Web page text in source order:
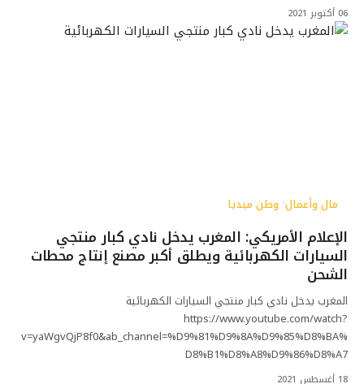
06 أكتوبر 2021
مال وأعمال وطن ميديا
الإعلام الأمريكي: المغرب يدخل نادي كبار منتجي
السيارات الكهربائية ويطلق أكبر مصنع إنتاج محطات
الشحن
المغرب يدخل نادي كبار منتجي السيارات الكهربائية
https://www.youtube.com/watch?
v=yaWgvQjP8f0&ab_channel=%D9%81%D9%8A%D9%85%D8%BA%
D8%B1%D8%A8%D9%86%D8%A7
18 أغسطس 2021